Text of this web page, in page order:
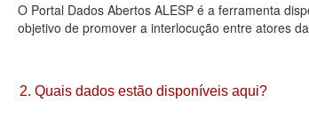
O Portal Dados Abertos ALESP é a ferramenta
objetivo de promover a interlocução entre atores
2. Quais dados estão disponíveis aqui?